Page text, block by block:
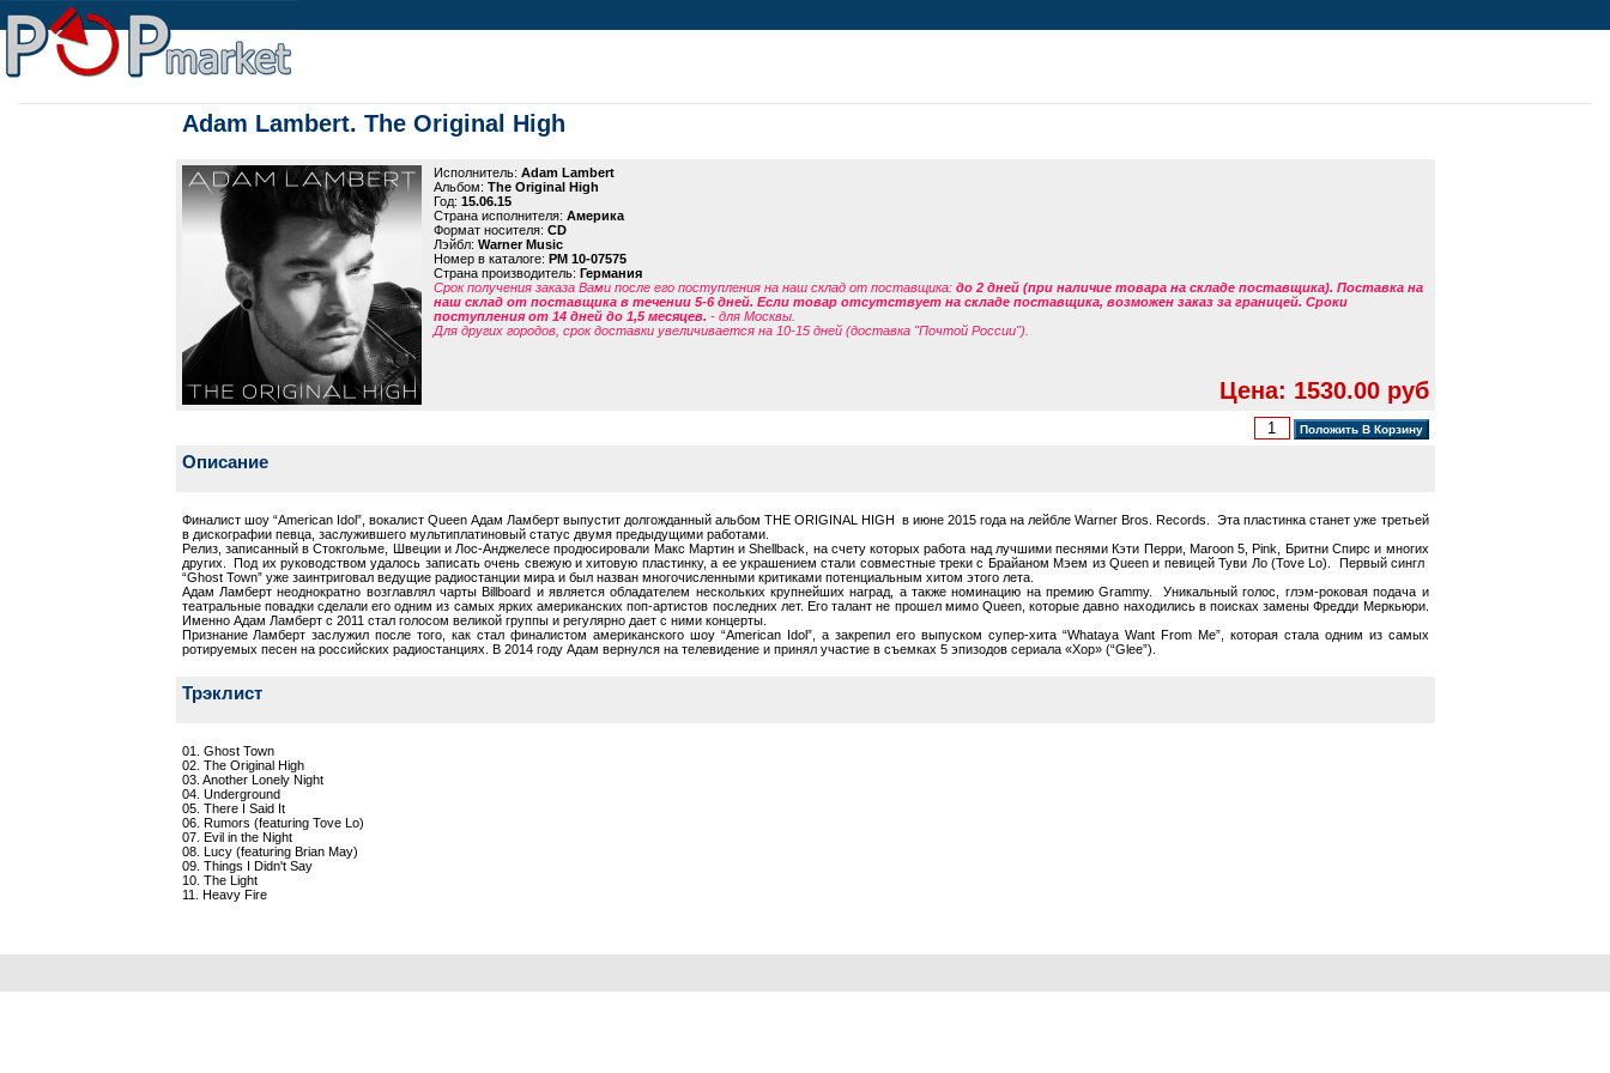
Adam Lambert. The Original High
Исполнитель: Adam Lambert
Альбом: The Original High
Год: 15.06.15
Страна исполнителя: Америка
Формат носителя: CD
Лэйбл: Warner Music
Номер в каталоге: PM 10-07575
Страна производитель: Германия
Срок получения заказа Вами после его поступления на наш склад от поставщика: до 2 дней (при наличие товара на складе поставщика). Поставка на
наш склад от поставщика в течении 5-6 дней. Если товар отсутствует на складе поставщика, возможен заказ за границей. Сроки
поступления от 14 дней до 1,5 месяцев. - для Москвы.
Для других городов, срок доставки увеличивается на 10-15 дней (доставка "Почтой России").
Цена: 1530.00 руб
Описание
Финалист шоу “American Idol”, вокалист Queen Адам Ламберт выпустит долгожданный альбом THE ORIGINAL HIGH в июне 2015 года на лейбле Warner Bros. Records. Эта пластинка станет уже третьей
в дискографии певца, заслужившего мультиплатиновый статус двумя предыдущими работами.
Релиз, записанный в Стокгольме, Швеции и Лос-Анджелесе продюсировали Макс Мартин и Shellback, на счету которых работа над лучшими песнями Кэти Перри, Maroon 5, Pink, Бритни Спирс и многих
других. Под их руководством удалось записать очень свежую и хитовую пластинку, а ее украшением стали совместные треки с Брайаном Мэем из Queen и певицей Туви Ло (Tove Lo). Первый сингл
“Ghost Town” уже заинтриговал ведущие радиостанции мира и был назван многочисленными критиками потенциальным хитом этого лета.
Адам Ламберт неоднократно возглавлял чарты Billboard и является обладателем нескольких крупнейших наград, а также номинацию на премию Grammy. Уникальный голос, глэм-роковая подача и
театральные повадки сделали его одним из самых ярких американских поп-артистов последних лет. Его талант не прошел мимо Queen, которые давно находились в поисках замены Фредди Меркьюри.
Именно Адам Ламберт с 2011 стал голосом великой группы и регулярно дает с ними концерты.
Признание Ламберт заслужил после того, как стал финалистом американского шоу “American Idol”, а закрепил его выпуском супер-хита “Whataya Want From Me”, которая стала одним из самых
ротируемых песен на российских радиостанциях. В 2014 году Адам вернулся на телевидение и принял участие в съемках 5 эпизодов сериала «Хор» (“Glee”).
Трэклист
01. Ghost Town
02. The Original High
03. Another Lonely Night
04. Underground
05. There I Said It
06. Rumors (featuring Tove Lo)
07. Evil in the Night
08. Lucy (featuring Brian May)
09. Things I Didn't Say
10. The Light
11. Heavy Fire